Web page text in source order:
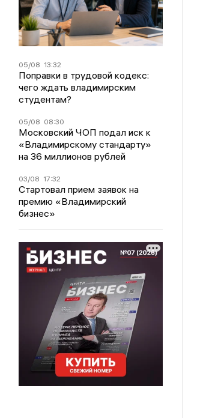
05/08 13:32
Поправки в трудовой кодекс:
чего ждать владимирским
студентам?
05/08 08:30
Московский ЧОП подал иск к
«Владимирскому стандарту»
на 36 миллионов рублей
03/08 17:32
Стартовал прием заявок на
премию «Владимирский
бизнес»